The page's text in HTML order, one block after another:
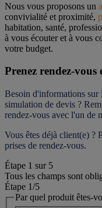
Nous vous proposons un
convivialité et proximité,
habitation, santé,
à vous écouter et à vous
votre budget.
Prenez rendez-vous
Besoin d'informations sur
simulation de devis ?
rendez-vous avec l'un de
Vous êtes déjà client(e) ?
prises de rendez-vous.
Étape 1 sur 5
Tous les champs sont
Étape 1/5
Par quel produit êtes-